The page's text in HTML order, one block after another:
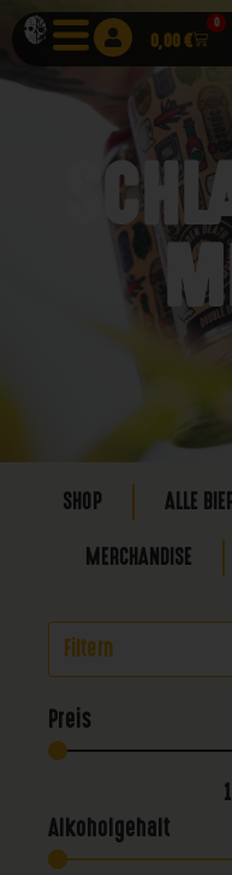
0,00€
0
SHOP ALLE
MERCHANDISE
Filtern
Preis
Alkoholgehalt